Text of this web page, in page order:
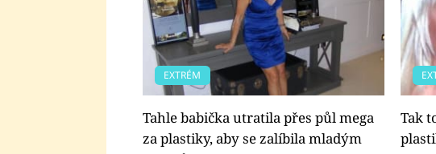
EXTRÉM
Tahle babička utratila přes půl mega
za plastiky, aby se zalíbila mladým
Tak